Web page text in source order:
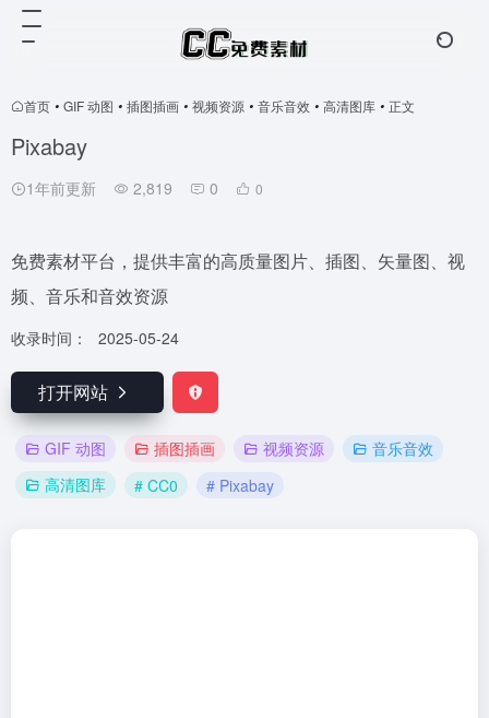
首页 • GIF 动图 • 插图插画 • 视频资源 • 音乐音效 • 高清图库 • 正文
Pixabay
1年前更新 2,819 0 0
免费素材平台，提供丰富的高质量图片、插图、矢量图、视
频、音乐和音效资源
收录时间： 2025-05-24
打开网站
GIF 动图 插图插画 视频资源
音乐音效
高清图库
# CC0 # Pixabay